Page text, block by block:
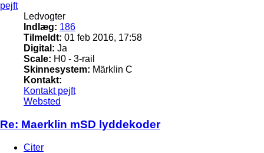
pejft
Ledvogter
Indlæg: 186
Tilmeldt: 01 feb 2016, 17:58
Digital: Ja
Scale: H0 - 3-rail
Skinnesystem: Märklin C
Kontakt:
Kontakt pejft
Websted
Re: Maerklin mSD lyddekoder
Citer